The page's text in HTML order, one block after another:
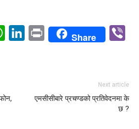
WhatsApp
LinkedIn
PrintShare
Next article
एमसीसीबारे प्रचण्डको प्रतिवेदनमा के
छ ?